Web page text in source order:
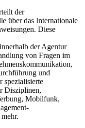
der
über das Internationale
Diese
der Agentur
von Fragen im
und
spezialisierte
Disziplinen,
Mobilfunk,